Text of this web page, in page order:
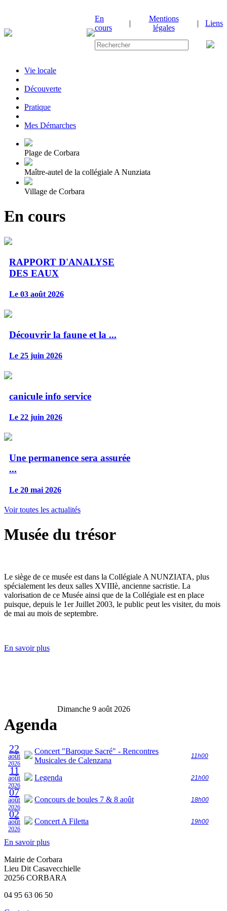
En
cours
|
Mentions
légales
| Liens
Vie locale
|Découverte
|Pratique
|Mes Démarches
Plage de Corbara
Maître-autel de la collégiale A Nunziata
Village de Corbara
En cours
RAPPORT D'ANALYSE
DES EAUX
Le 03 août 2026
Découvrir la faune et la ...
Le 25 juin 2026
canicule info service
Le 22 juin 2026
Une permanence sera assurée
...
Le 20 mai 2026
Voir toutes les actualités
Musée du trésor
Le siège de ce musée est dans la Collégiale A NUNZIATA, plus
spécialement les deux salles XVIIIè, ancienne sacristie. La
valorisation de ce Musée ainsi que de la Collégiale est en place
puisque, depuis le 1er Juillet 2003, le public peut les visiter, du mois
de mai au mois de septembre.
En savoir plus
Agenda
Dimanche 9 août 2026
22
août
2026
Concert "Baroque Sacré" - Rencontres
Musicales de Calenzana
11h00
11
août
2026
Legenda 21h00
07
août
2026
Concours de boules 7 & 8 août 18h00
02
août
2026
Concert A Filetta 19h00
En savoir plus
Mairie de Corbara
Lieu Dit Casavecchielle
20256 CORBARA
04 95 63 06 50